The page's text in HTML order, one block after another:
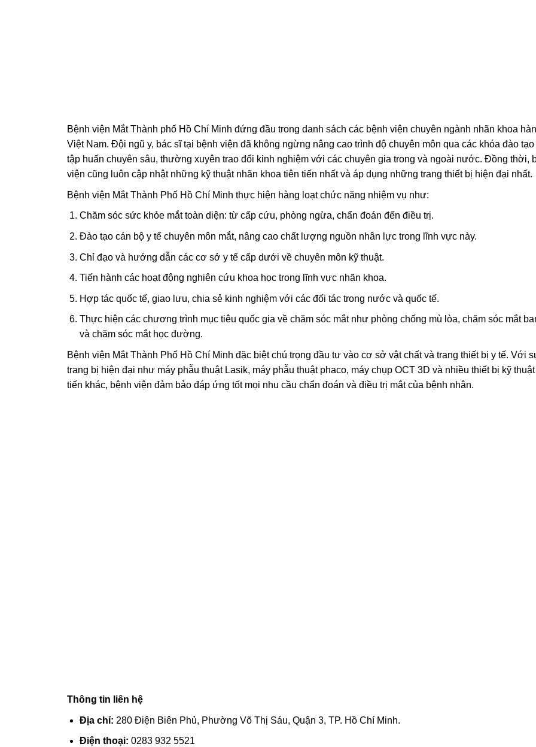
Bệnh viện Mắt Thành phố Hồ Chí Minh đứng đầu trong danh sách các bệnh viện chuyên ngành nhãn khoa
Việt Nam. Đội ngũ y, bác sĩ tại bệnh viện đã không ngừng nâng cao trình độ chuyên môn qua các khóa đào tạo
tập huấn chuyên sâu, thường xuyên trao đổi kinh nghiệm với các chuyên gia trong và ngoài nước. Đồng thời,
viện cũng luôn cập nhật những kỹ thuật nhãn khoa tiên tiến nhất và áp dụng những trang thiết bị hiện đại nhất.
Bệnh viện Mắt Thành Phố Hồ Chí Minh thực hiện hàng loạt chức năng nhiệm vụ như:
Chăm sóc sức khỏe mắt toàn diện: từ cấp cứu, phòng ngừa, chẩn đoán đến điều trị.
Đào tạo cán bộ y tế chuyên môn mắt, nâng cao chất lượng nguồn nhân lực trong lĩnh vực này.
Chỉ đạo và hướng dẫn các cơ sở y tế cấp dưới về chuyên môn kỹ thuật.
Tiến hành các hoạt động nghiên cứu khoa học trong lĩnh vực nhãn khoa.
Hợp tác quốc tế, giao lưu, chia sẻ kinh nghiệm với các đối tác trong nước và quốc tế.
Thực hiện các chương trình mục tiêu quốc gia về chăm sóc mắt như phòng chống mù lòa, chăm sóc mắt
và chăm sóc mắt học đường.
Bệnh viện Mắt Thành Phố Hồ Chí Minh đặc biệt chú trọng đầu tư vào cơ sở vật chất và trang thiết bị y tế. Với
trang bị hiện đại như máy phẫu thuật Lasik, máy phẫu thuật phaco, máy chụp OCT 3D và nhiều thiết bị kỹ
tiến khác, bệnh viện đảm bảo đáp ứng tốt mọi nhu cầu chẩn đoán và điều trị mắt của bệnh nhân.
Thông tin liên hệ
Địa chỉ: 280 Điện Biên Phủ, Phường Võ Thị Sáu, Quận 3, TP. Hồ Chí Minh.
Điện thoại: 0283 932 5521